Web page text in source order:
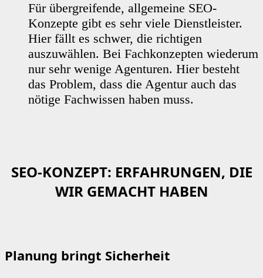
Für übergreifende, allgemeine SEO-
Konzepte gibt es sehr viele Dienstleister.
Hier fällt es schwer, die richtigen
auszuwählen. Bei Fachkonzepten wiederum
nur sehr wenige Agenturen. Hier besteht
das Problem, dass die Agentur auch das
nötige Fachwissen haben muss.
SEO-KONZEPT: ERFAHRUNGEN, DIE
WIR GEMACHT HABEN
Planung bringt Sicherheit